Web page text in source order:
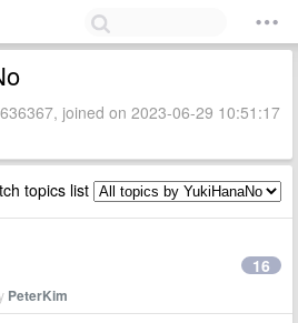
joined on 2023-06-29 10:51:17
topics list
PeterKim
16